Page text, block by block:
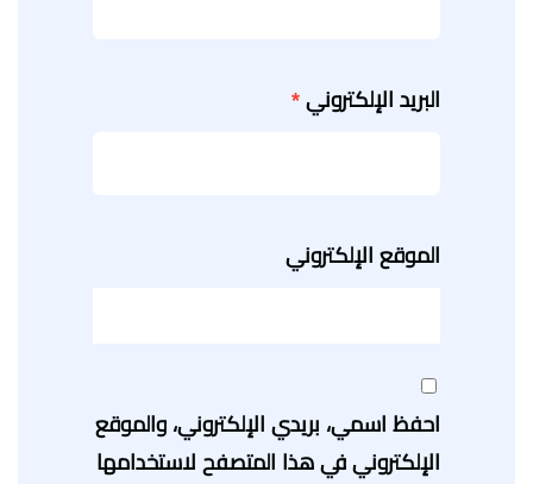
البريد الإلكتروني *
الموقع الإلكتروني
احفظ اسمي، بريدي الإلكتروني، والموقع
الإلكتروني في هذا المتصفح لاستخدامها